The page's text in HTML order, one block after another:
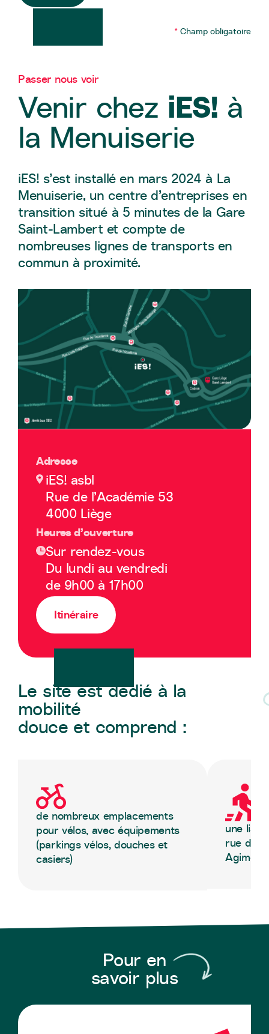
* Champ obligatoire
Passer nous voir
Venir chez iES! à
la Menuiserie
iES! s’est installé en mars 2024 à La
Menuiserie, un centre d’entreprises en
transition situé à 5 minutes de la Gare
Saint-Lambert et compte de
nombreuses lignes de transports en
commun à proximité.
Adresse
iES! asbl
Rue de l’Académie 53
4000 Liège
Heures d’ouverture
Sur rendez-vous
Du lundi au vendredi
de 9h00 à 17h00
Itinéraire
Le site est dédié à la
mobilité
douce et comprend :
de nombreux emplacements
pour vélos, avec équipements
(parkings vélos, douches et
casiers)
une
rue de
Agimont
Pour en
savoir plus